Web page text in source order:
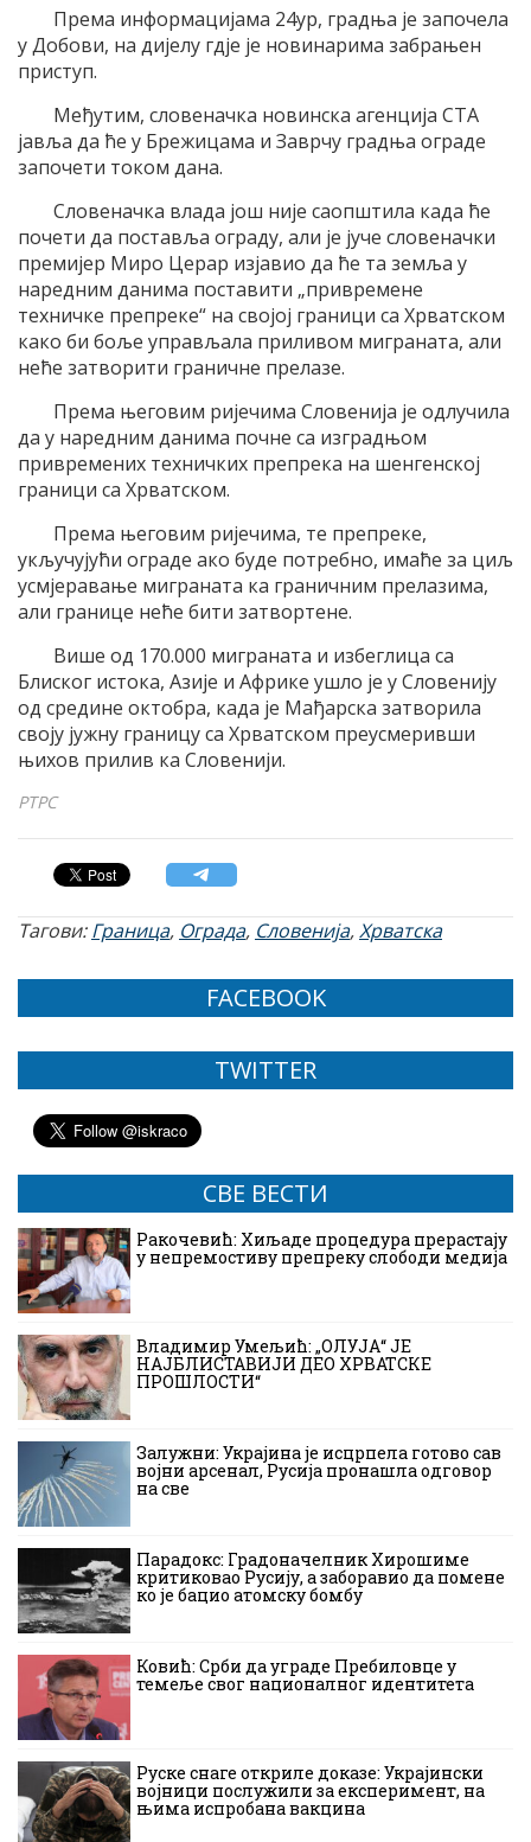
Према информацијама 24ур, градња је започела
у Добови, на дијелу гдје је новинарима забрањен
приступ.
Међутим, словеначка новинска агенција СТА
јавља да ће у Брежицама и Заврчу градња ограде
започети током дана.
Словеначка влада још није саопштила када ће
почети да поставља ограду, али је јуче словеначки
премијер Миро Церар изјавио да ће та земља у
наредним данима поставити „привремене
техничке препреке“ на својој граници са Хрватском
како би боље управљала приливом миграната, али
неће затворити граничне прелазе.
Према његовим ријечима Словенија је одлучила
да у наредним данима почне са изградњом
привремених техничких препрека на шенгенској
граници са Хрватском.
Према његовим ријечима, те препреке,
укључујући ограде ако буде потребно, имаће за циљ
усмјеравање миграната ка граничним прелазима,
али границе неће бити затвортене.
Више од 170.000 миграната и избеглица са
Блиског истока, Азије и Африке ушло је у Словенију
од средине октобра, када је Мађарска затворила
своју јужну границу са Хрватском преусмеривши
њихов прилив ка Словенији.
РТРС
Тагови:Граница, Ограда, Словенија,Хрватска
FACEBOOK
TWITTER
СВЕ ВЕСТИ
Ракочевић: Хиљаде процедура прерастају
у непремостиву препреку слободи медија
Владимир Умељић: „ОЛУЈА“ ЈЕ
НАЈБЛИСТАВИЈИ ДЕО ХРВАТСКЕ
ПРОШЛОСТИ“
Залужни: Украјина је исцрпела готово сав
војни арсенал, Русија пронашла одговор
на све
Парадокс: Градоначелник Хирошиме
критиковао Русију, а заборавио да помене
ко је бацио атомску бомбу
Ковић: Срби да уграде Пребиловце у
темеље свог националног идентитета
Руске снаге откриле доказе: Украјински
војници послужили за експеримент, на
њима испробана вакцина